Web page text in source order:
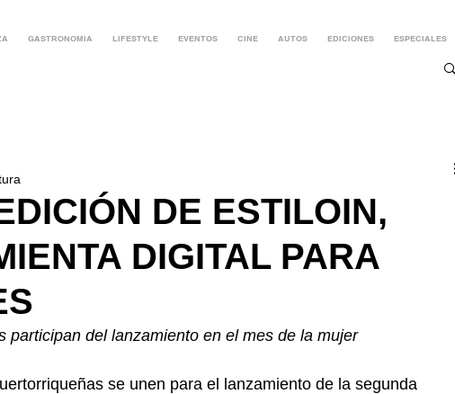
GASTRONOMIA LIFESTYLE EVENTOS CINE AUTOS EDICIONES ESPECIALES
DE ESTILOIN,
DIGITAL PARA
participan del lanzamiento en el mes de la mujer
se unen para el lanzamiento de la segunda